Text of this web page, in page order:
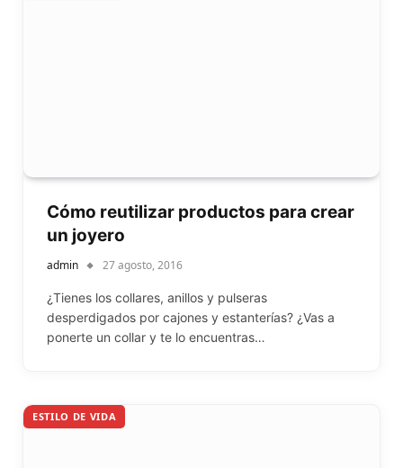
Cómo reutilizar productos para crear
un joyero
admin 27 agosto, 2016
¿Tienes los collares, anillos y pulseras
desperdigados por cajones y estanterías? ¿Vas a
ponerte un collar y te lo encuentras…
ESTILO DE VIDA